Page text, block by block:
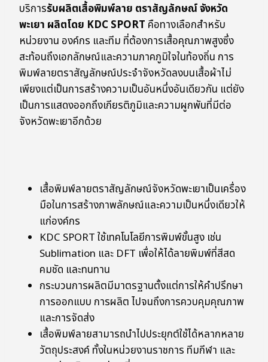
บริการรับผลิตเสื้อพิมพ์ลาย ตราสัญลักษณ์ จังหวัด
พะเยา ผลิตโดย KDC SPORT คือทางเลือกสำหรับ
หน่วยงาน องค์กร และทีม ที่ต้องการเสื้อคุณภาพสูงซึ่ง
สะท้อนถึงเอกลักษณ์และความภาคภูมิใจในท้องถิ่น การ
พิมพ์ลายตราสัญลักษณ์ประจำจังหวัดลงบนเสื้อผ้าไม่
เพียงแต่เป็นการสร้างความเป็นอันหนึ่งอันเดียวกัน แต่ยัง
เป็นการแสดงออกถึงเกียรติภูมิและความผูกพันที่มีต่อ
จังหวัดพะเยาอีกด้วย
เสื้อพิมพ์ลายตราสัญลักษณ์จังหวัดพะเยาเป็นเครื่อง
มือในการสร้างภาพลักษณ์และความเป็นหนึ่งเดียวให้
แก่องค์กร
KDC SPORT ใช้เทคโนโลยีการพิมพ์ขั้นสูง เช่น
Sublimation และ DFT เพื่อให้ได้ลายพิมพ์ที่สีสด
คมชัด และทนทาน
กระบวนการผลิตมีมาตรฐานตั้งแต่การให้คำปรึกษา
การออกแบบ การผลิต ไปจนถึงการควบคุมคุณภาพ
และการจัดส่ง
เสื้อพิมพ์ลายสามารถนำไปประยุกต์ใช้ได้หลากหลาย
วัตถุประสงค์ ทั้งในหน่วยงานราชการ ทีมกีฬา และ